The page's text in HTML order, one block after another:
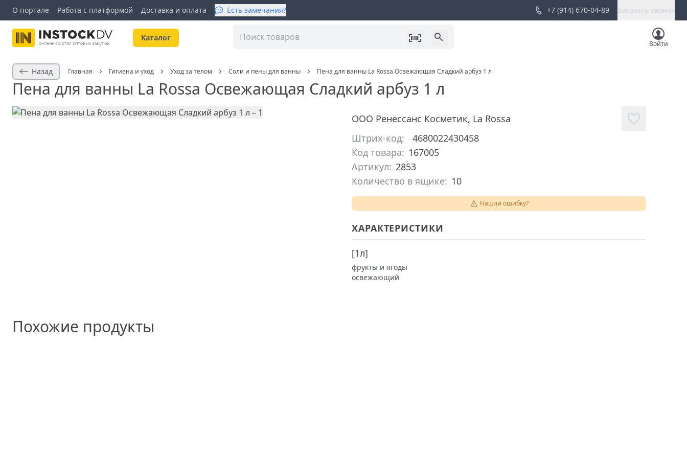
О портале Работа с платформой Доставка и оплата Есть замечания? +7 (914) 670-04-89 Заказать звонок
Kаталог
Войти
Назад Главная Гигиена и уход Уход за телом Соли и пены для ванны Пена для ванны La Rossa Освежающая Cладкий арбуз 1 л
Пена для ванны La Rossa Освежающая Cладкий арбуз 1 л
ООО Ренессанс Косметик, La Rossa
Штрих-код:
4680022430458
Код товара: 167005
Артикул: 2853
Количество в ящике: 10
Нашли ошибку?
ХАРАКТЕРИСТИКИ
[1л]
фрукты и ягоды
освежающий
Похожие продукты